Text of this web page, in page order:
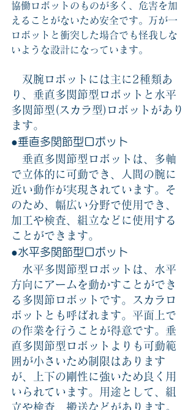
協働ロボットのものが多く、危害を加
えることがないため安全です。万が一
ロボットと衝突した場合でも怪我しな
いような設計になっています。
双腕ロボットには主に2種類あ
り、垂直多関節型ロボットと水平
多関節型(スカラ型)ロボットがあり
ます。
●垂直多関節型ロボット
垂直多関節型ロボットは、多軸
で立体的に可動でき、人間の腕に
近い動作が実現されています。そ
のため、幅広い分野で使用でき、
加工や検査、組立などに使用する
ことができます。
●水平多関節型ロボット
水平多関節型ロボットは、水平
方向にアームを動かすことができ
る多関節ロボットです。スカラロ
ボットとも呼ばれます。平面上で
の作業を行うことが得意です。垂
直多関節型ロボットよりも可動範
囲が小さいため制限はあります
が、上下の剛性に強いため良く用
いられています。用途として、組
立や検査、搬送などがあります。